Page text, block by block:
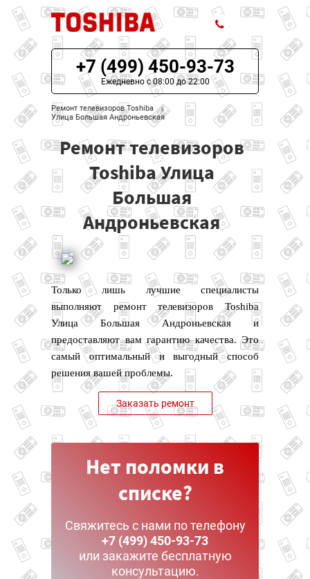
ЦЕНЫ НА РЕМОНТ
О СЕРВИСЕ
МОДЕЛИ TOSHIBA
НАШИ КОНТАКТЫ
+7 (499) 450-93-73
Ежедневно с 08:00 до 22:00
Ремонт телевизоров Toshiba
Улица Большая Андроньевская
Ремонт телевизоров
Toshiba Улица
Большая
Андроньевская
Только лишь лучшие специалисты
выполняют ремонт телевизоров Toshiba
Улица Большая Андроньевская и
предоставляют вам гарантию качества. Это
самый оптимальный и выгодный способ
решения вашей проблемы.
Заказать ремонт
Нет поломки в
списке?
Свяжитесь с нами по телефону
+7 (499) 450-93-73
или закажите бесплатную
консультацию.